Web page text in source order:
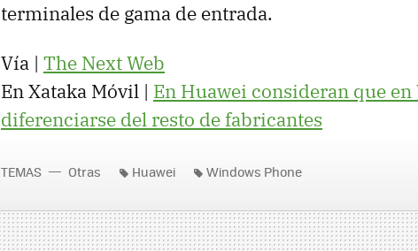
terminales de gama de entrada.
Vía | The Next Web
En Xataka Móvil | En Huawei consideran que
diferenciarse del resto de fabricantes
TEMAS Otras Huawei Windows Phone